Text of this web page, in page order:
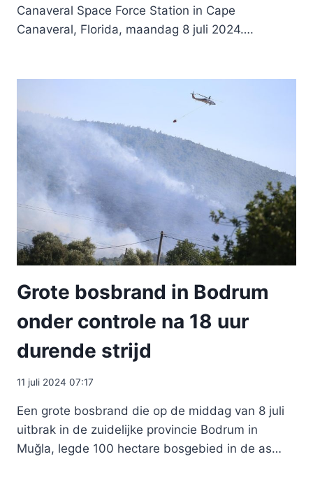
Canaveral Space Force Station in Cape
Canaveral, Florida, maandag 8 juli 2024….
Grote bosbrand in Bodrum
onder controle na 18 uur
durende strijd
11 juli 2024 07:17
Een grote bosbrand die op de middag van 8 juli
uitbrak in de zuidelijke provincie Bodrum in
Muğla, legde 100 hectare bosgebied in de as…